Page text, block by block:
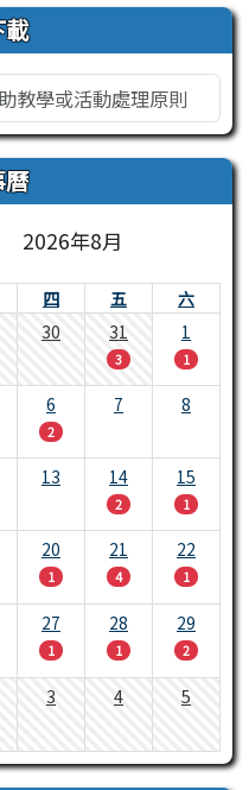
教學或活動處理原則
2026年8月
四 五
六
30 31
3
1
1
6
2
7 8
13 14
2
15
1
20
1
21
4
22
1
27
1
28
1
29
2
3 4 5